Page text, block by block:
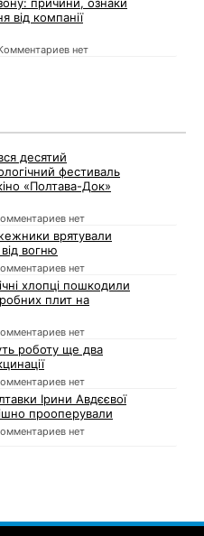
від компанії
нет
десятий
фестиваль
«Полтава-Док»
нет
врятували
вогню
нет
хлопці пошкодили
плит на
нет
роботу ще два
нет
Ірини Авдєєвої
прооперували
нет